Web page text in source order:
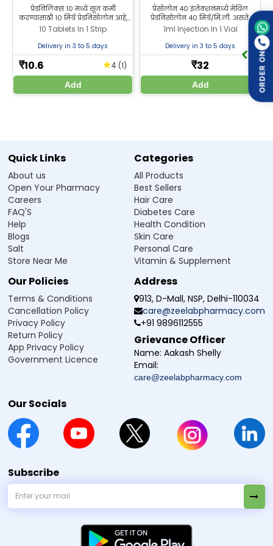
Written By Reviewed By
प्रेडनिलिक्स 10 मध्ये सूज कमी
करण्यासाठी 10 मिग्रॅ प्रेडनिसोलोन आहे,
ज्याचा वापर संधिवात आणि अॅलर्जीक
विकारांसारख्या स्थितींमध्ये होतो.
प्रेडनिसोलोन 10 मिग्रॅ झीलॅब फार्मसीमधून
10 Tablets In 1 Strip
Delivery in 3 to 5 days
₹10.6 ★4 (1)
Add
प्रेसोलोन 40 इंजेक्शनमध्ये मेथिल
प्रेडनिसोलोन 40 मिग्रॅ/मि.ली. असते.
संधिवात आणि अॅलर्जीक विकारांसारख्या
स्थितींमध्ये सूज कमी करण्यासाठी याचा
वापर होतो. झीलॅब फार्मसीमधून प्रेसोलोन
40 इंजेक्शन सर्वोत्तम किमतीत खरेदी
करा.
1ml Injection In 1 Vial
Delivery in 3 to 5 days
₹32
Add ORDER ON
Quick Links
About us
Open Your Pharmacy
Careers
FAQ'S
Help
Blogs
Salt
Store Near Me
Categories
All Products
Best Sellers
Hair Care
Diabetes Care
Health Condition
Skin Care
Personal Care
Vitamin & Supplement
Our Policies
Terms & Conditions
Cancellation Policy
Privacy Policy
Return Policy
App Privacy Policy
Government Licence
Address
913, D-Mall, NSP, Delhi-110034
care@zeelabpharmacy.com
+91 9896112555
Grievance Officer
Name: Aakash Shelly
Email:
care@zeelabpharmacy.com
Our Socials
Subscribe